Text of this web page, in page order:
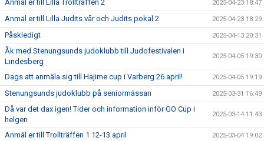
Anmäl er till Lilla Trollträffen 2 2025-04-23 18:47
Anmäl er till Lilla Judits vår och Judits pokal 2 2025-04-23 18:29
Påskledigt 2025-04-13 20:31
Åk med Stenungsunds judoklubb till Judofestivalen i
Lindesberg
2025-04-05 19:30
Dags att anmäla sig till Hajime cup i Varberg 26 april! 2025-04-05 19:19
Stenungsunds judoklubb på seniormässan 2025-03-31 16:49
Då var det dax igen! Tider och information inför GO Cup i
helgen
2025-03-14 11:43
Anmäl er till Trollträffen 1 12-13 april 2025-03-04 19:02